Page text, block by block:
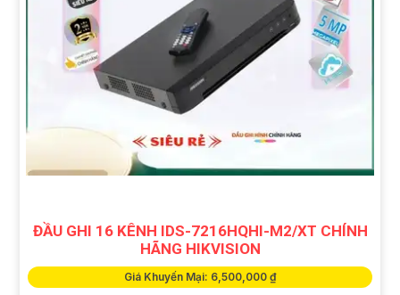
ĐẦU GHI 16 KÊNH IDS-7216HQHI-M2/XT CHÍNH
HÃNG HIKVISION
Giá Khuyến Mại: 6,500,000 ₫